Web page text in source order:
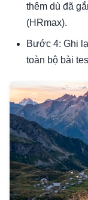
thêm dù đã
(HRmax).
Bước 4: Ghi
toàn bộ bài